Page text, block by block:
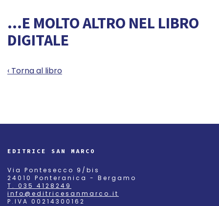
...E MOLTO ALTRO NEL LIBRO
DIGITALE
‹ Torna al libro
EDITRICE SAN MARCO
Via Pontesecco 9/bis
24010 Ponteranica - Bergamo
T. 035 4128249
info@editricesanmarco.it
P.IVA 00214300162